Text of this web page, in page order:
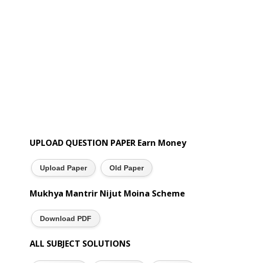
UPLOAD QUESTION PAPER Earn Money
Upload Paper Old Paper
Mukhya Mantrir Nijut Moina Scheme
Download PDF
ALL SUBJECT SOLUTIONS